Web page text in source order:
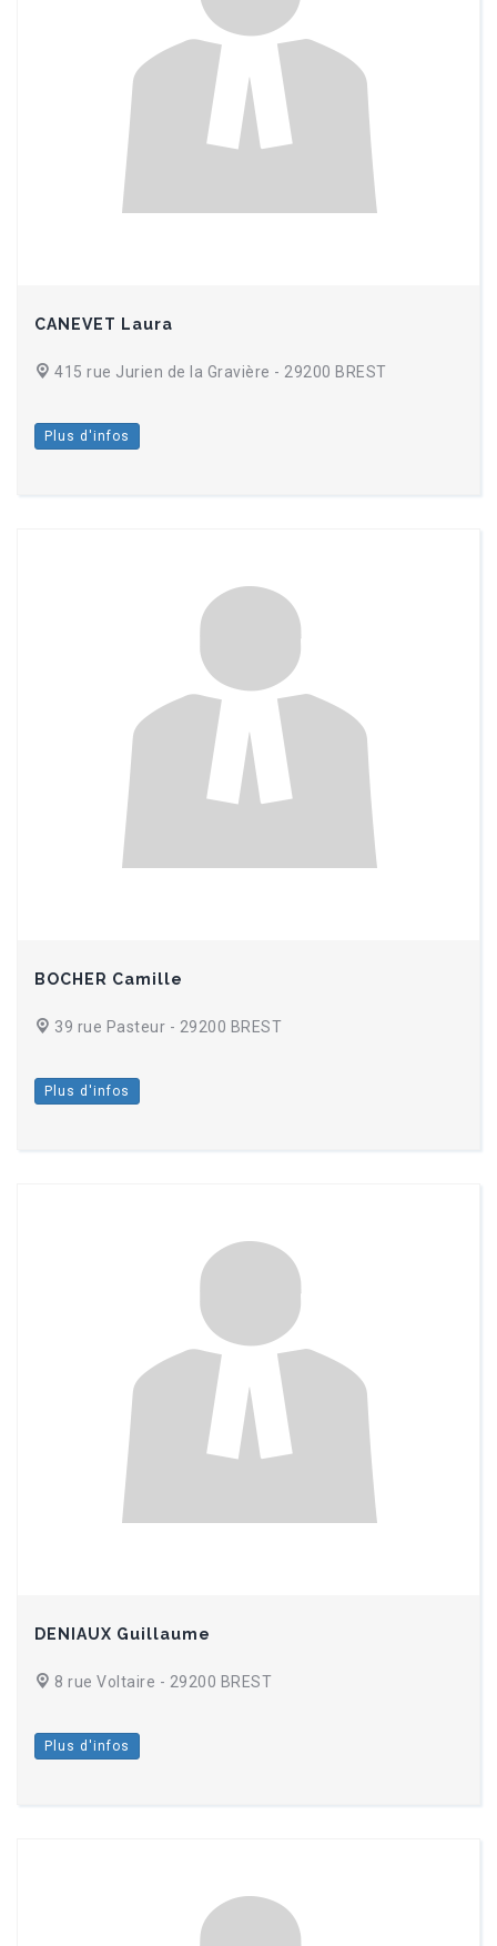
CANEVET Laura
415 rue Jurien de la Gravière - 29200 BREST
Plus d'infos
BOCHER Camille
39 rue Pasteur - 29200 BREST
Plus d'infos
DENIAUX Guillaume
8 rue Voltaire - 29200 BREST
Plus d'infos